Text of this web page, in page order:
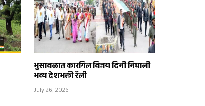
भुसावळात कारगिल विजय दिनी निघाली
भव्य देशभक्ती रॅली
July 26, 2026